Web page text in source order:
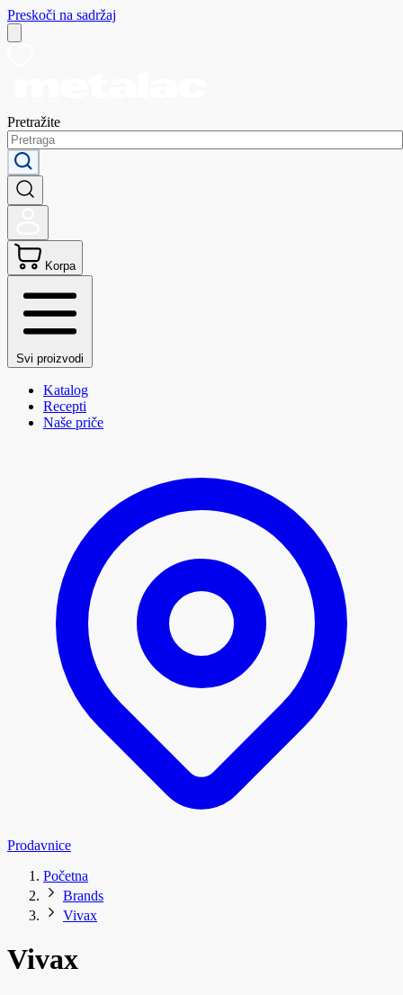
Preskoči na sadržaj
Pretražite
Korpa
Svi proizvodi
Katalog
Recepti
Naše priče
Prodavnice
Početna
Brands
Vivax
Vivax